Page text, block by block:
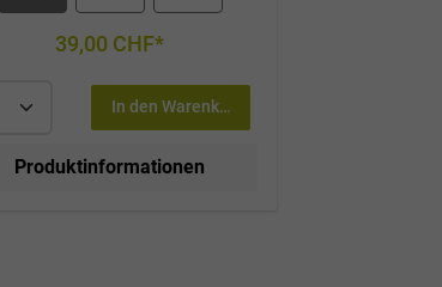
39,00 CHF*
In den Warenkorb
Produktinformationen